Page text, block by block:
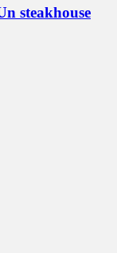
steakhouse